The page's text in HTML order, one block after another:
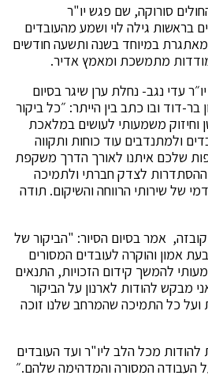
סורוקה, שם פגש יו"ר
בראשות גילה לוי ושמע מהעובדים
במיוחד בשנה ותשעה חודשים
מתמשכת ומאמץ אדיר.
עדי נגב- נחלת ערן שיגר בסיום
דוד ובו כתב בין הייתר: ״כל ביקור
וחיזוק משמעותי לעושים במלאכת
ולמתנדבים עוד כוחות ותקווה
שלכם איתנו לאורך הדרך משקפת
לצדק חברתי ולתמיכה
של שירותי הרווחה והשיקום. תודה
אמר בסיום הסיור: "הביקור של
אמון והוקרה לעובדים המסורים
להמשך קידום הזכויות, התנאים
מבקש להודות לארנון על הביקור
כל התמיכה שהמרחב שלנו זוכה
מכל הלב ליו"ר ועד העובדים
העבודה המסורה והמדהימה שלהם.״